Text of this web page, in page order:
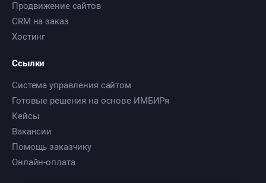
Продвижение сайтов
CRM на заказ
Хостинг
Ссылки
Система управления сайтом
Готовые решения на основе ИМБИРя
Кейсы
Вакансии
Помощь заказчику
Онлайн-оплата